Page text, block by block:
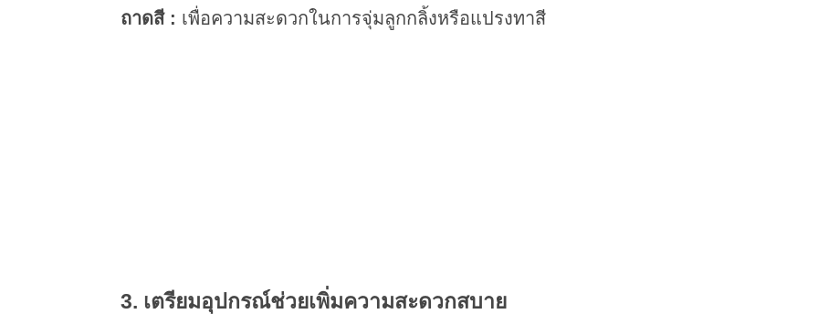
ถาดสี : เพื่อความสะดวกในการจุ่มลูกกลิ้งหรือแปรงทาสี
3. เตรียมอุปกรณ์ช่วยเพิ่มความสะดวกสบาย